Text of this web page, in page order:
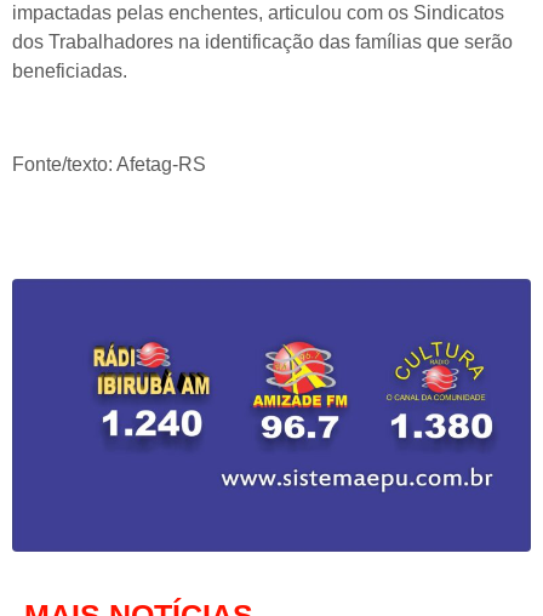
impactadas pelas enchentes, articulou com os Sindicatos
dos Trabalhadores na identificação das famílias que serão
beneficiadas.
Fonte/texto: Afetag-RS